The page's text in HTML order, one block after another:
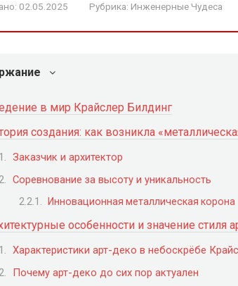
02.05.2025 Рубрика: Инженерные Чудеса
в мир Крайслер Билдинг
создания: как возникла
Заказчик и архитектор
Соревнование за высоту и уникальность
Инновационная металлическая корона
особенности и значение стиля
Характеристики арт-деко в небоскрёбе
Почему арт-деко до сих пор актуален